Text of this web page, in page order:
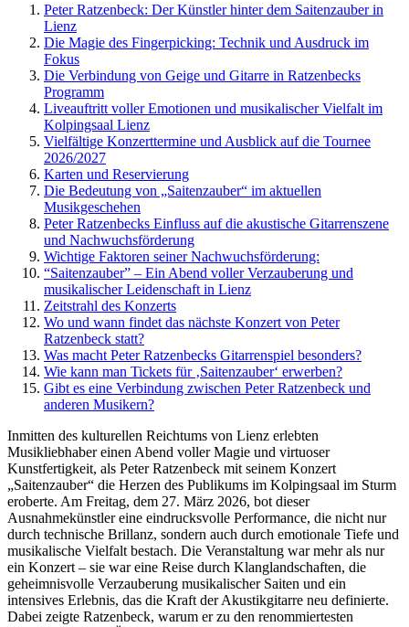
Peter Ratzenbeck: Der Künstler hinter dem Saitenzauber in
Lienz
Die Magie des Fingerpicking: Technik und Ausdruck im
Fokus
Die Verbindung von Geige und Gitarre in Ratzenbecks
Programm
Liveauftritt voller Emotionen und musikalischer Vielfalt im
Kolpingsaal Lienz
Vielfältige Konzerttermine und Ausblick auf die Tournee
2026/2027
Karten und Reservierung
Die Bedeutung von „Saitenzauber“ im aktuellen
Musikgeschehen
Peter Ratzenbecks Einfluss auf die akustische Gitarrenszene
und Nachwuchsförderung
Wichtige Faktoren seiner Nachwuchsförderung:
“Saitenzauber” – Ein Abend voller Verzauberung und
musikalischer Leidenschaft in Lienz
Zeitstrahl des Konzerts
Wo und wann findet das nächste Konzert von Peter
Ratzenbeck statt?
Was macht Peter Ratzenbecks Gitarrenspiel besonders?
Wie kann man Tickets für ‚Saitenzauber‘ erwerben?
Gibt es eine Verbindung zwischen Peter Ratzenbeck und
anderen Musikern?
Inmitten des kulturellen Reichtums von Lienz erlebten
Musikliebhaber einen Abend voller Magie und virtuoser
Kunstfertigkeit, als Peter Ratzenbeck mit seinem Konzert
„Saitenzauber“ die Herzen des Publikums im Kolpingsaal im Sturm
eroberte. Am Freitag, dem 27. März 2026, bot dieser
Ausnahmekünstler eine eindrucksvolle Performance, die nicht nur
durch technische Brillanz, sondern auch durch emotionale Tiefe und
musikalische Vielfalt bestach. Die Veranstaltung war mehr als nur
ein Konzert – sie war eine Reise durch Klanglandschaften, die
geheimnisvolle Verzauberung musikalischer Saiten und ein
intensives Erlebnis, das die Kraft der Akustikgitarre neu definierte.
Dabei zeigte Ratzenbeck, warum er zu den renommiertesten